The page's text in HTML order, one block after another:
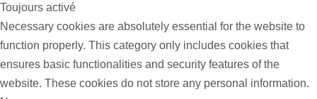
Toujours activé
Necessary cookies are absolutely essential for the website to
function properly. This category only includes cookies that
ensures basic functionalities and security features of the
website. These cookies do not store any personal information.